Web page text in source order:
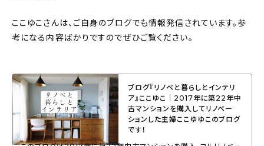
ここゆこさんは、ご自身のブログでも情報発信されています。参
考になる内容ばかりですのでぜひご覧ください。
ブログ『リノベと暮らしとインテリ
ア』ここゆこ｜2017年に築22年中
古マンションを購入してリノベー
ションした主婦ここゆゆこのブログ
です！